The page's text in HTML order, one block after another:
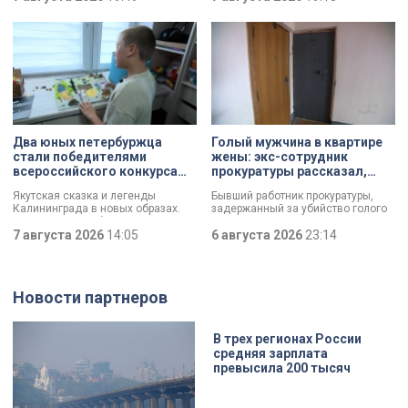
масштабный съезд лучших
уличных художников страны — от
Краснодара до Владивостока.
Мастерам передали в полное
распоряжение шесть
действующих вагонов, и те
превратили их в настоящие арт-
объекты. Результат доказал:
баллончик с краской в руках
профессионала — это не порча
имущества, а яркий стрит-арт,
который не имеет ничего общего с
вандализмом.
ставка, которая действует для
инвестора сразу после того, как он
отреставрирует объект за свой
счёт. По словам губернатора
Александра Беглова, срок
договора рассчитан на 49 лет, из
которых за семь арендатор
должен полностью выполнить все
обязательства. Как
восстанавливают яркий пример
деревянного модерна и почему
эта история уникальна?
Два юных петербуржца
стали победителями
всероссийского конкурса
Якутская сказка и легенды
Калининграда в новых образах.
Два юных петербуржца стали
победителями всероссийского
конкурса «Моя страна — моя
народным сюжетам.
7 августа 2026 14:05
Голый мужчина в квартире
жены: экс-сотрудник
прокуратуры рассказал,
Бывший работник прокуратуры,
задержанный за убийство голого
которые толкнули его на страшное
преступление. Два года назад он
6 августа 2026 23:14
Новости партнеров
В трех регионах России
средняя зарплата
превысила 200 тысяч